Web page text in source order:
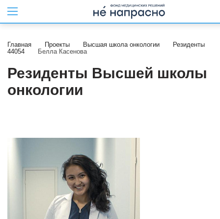
Главная Проекты Высшая школа онкологии
Резиденты
44054
Белла Касенова
Резиденты Высшей школы
онкологии